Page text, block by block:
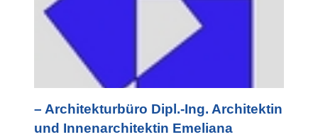
– Architekturbüro Dipl.-Ing. Architektin
und Innenarchitektin Emeliana